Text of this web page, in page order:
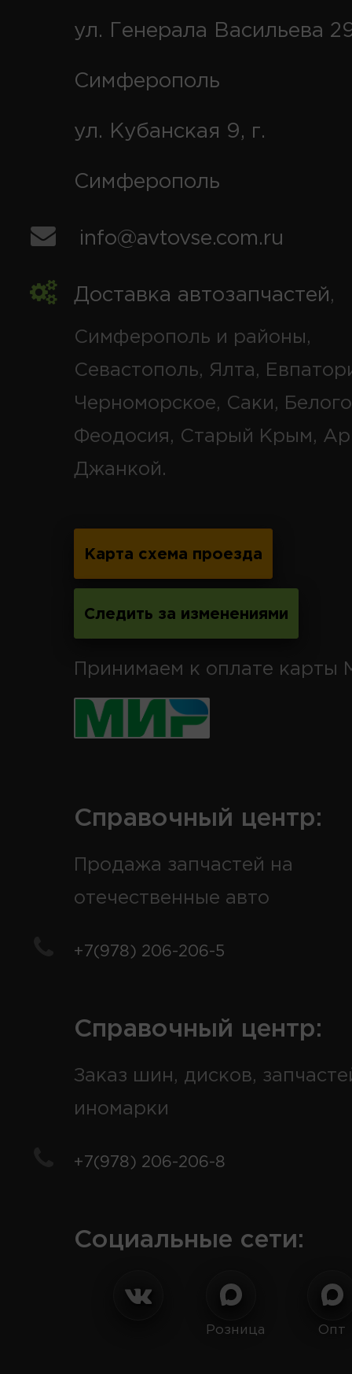
ул. Генерала Васильева
Симферополь
ул. Кубанская 9, г.
Симферополь
info@avtovse.com.ru
Доставка автозапчастей,
Симферополь и районы,
Севастополь, Ялта,
Черноморское, Саки,
Феодосия, Старый Крым,
Джанкой.
Карта схема проезда
Следить за изменениями
Принимаем к оплате карты
Справочный центр:
Продажа запчастей на
отечественные авто
+7(978) 206-206-5
Справочный центр:
Заказ шин, дисков,
иномарки
+7(978) 206-206-8
Социальные сети:
Розница Опт